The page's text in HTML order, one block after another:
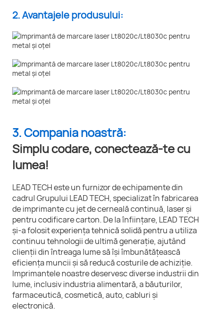
2. Avantajele produsului:
3. Compania noastră:
Simplu codare, conectează-te cu
lumea!
LEAD TECH este un furnizor de echipamente din
cadrul Grupului LEAD TECH, specializat în fabricarea
de imprimante cu jet de cerneală continuă, laser și
pentru codificare carton. De la înființare, LEAD TECH
și-a folosit experiența tehnică solidă pentru a utiliza
continuu tehnologii de ultimă generație, ajutând
clienții din întreaga lume să își îmbunătățească
eficiența muncii și să reducă costurile de achiziție.
Imprimantele noastre deservesc diverse industrii din
lume, inclusiv industria alimentară, a băuturilor,
farmaceutică, cosmetică, auto, cabluri și
electronică.